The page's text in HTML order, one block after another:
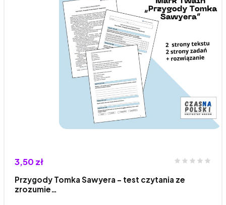
3,50 zł
Przygody Tomka Sawyera - test czytania ze
zrozumie…